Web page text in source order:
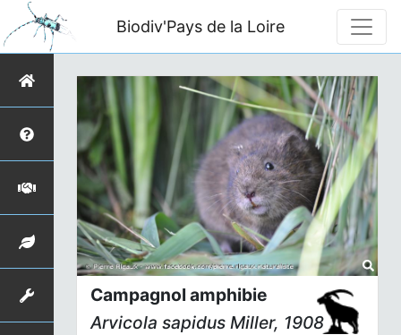
Biodiv'Pays de la Loire
Campagnol amphibie
Arvicola sapidus Miller, 1908